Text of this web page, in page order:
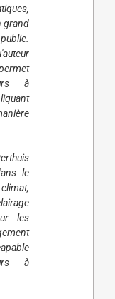
grand
à
le
les
à